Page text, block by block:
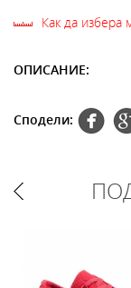
Как да избера
ОПИСАНИЕ:
Сподели: